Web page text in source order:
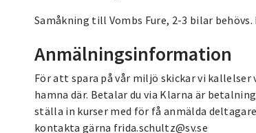
Samåkning till Vombs Fure, 2-3 bilar behövs.
Anmälningsinformation
För att spara på vår miljö skickar vi
hamna där. Betalar du via Klarna är
ställa in kurser med för få anmälda
kontakta gärna frida.schultz@sv.se